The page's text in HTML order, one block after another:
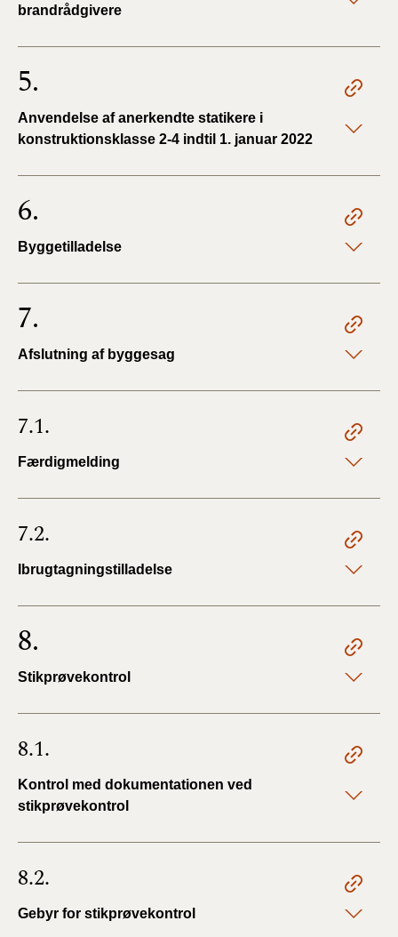
brandrådgivere
5.
Anvendelse af anerkendte statikere i
konstruktionsklasse 2-4 indtil 1. januar 2022
6.
Byggetilladelse
7.
Afslutning af byggesag
7.1.
Færdigmelding
7.2.
Ibrugtagningstilladelse
8.
Stikprøvekontrol
8.1.
Kontrol med dokumentationen ved
stikprøvekontrol
8.2.
Gebyr for stikprøvekontrol